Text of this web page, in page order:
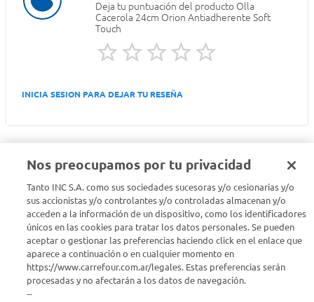
Deja tu puntuación del producto Olla
Cacerola 24cm Orion Antiadherente Soft
Touch
INICIA SESION PARA DEJAR TU RESEÑA
Seguinos en :
Estamos para ayudarte
¿Tenés una consulta? Comunicate con nosotrosacá
Descubrí Carrefour
Nos preocupamos por tu privacidad
Tanto INC S.A. como sus sociedades sucesoras y/o cesionarias y/o
sus accionistas y/o controlantes y/o controladas almacenan y/o
acceden a la información de un dispositivo, como los identificadores
únicos en las cookies para tratar los datos personales. Se pueden
aceptar o gestionar las preferencias haciendo click en el enlace que
aparece a continuación o en cualquier momento en
https://www.carrefour.com.ar/legales. Estas preferencias serán
procesadas y no afectarán a los datos de navegación.
--